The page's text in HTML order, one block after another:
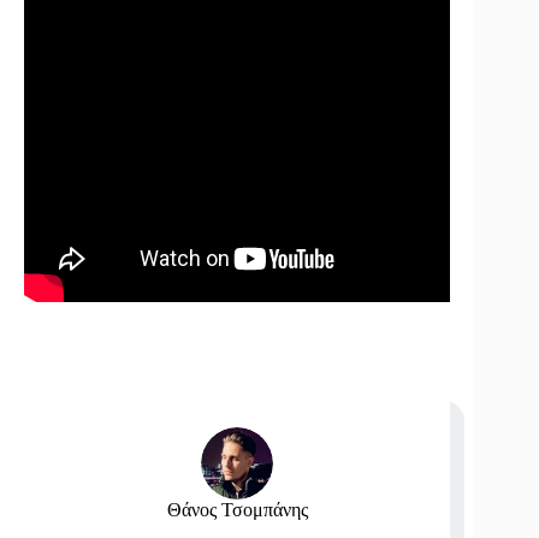
Θάνος Τσομπάνης